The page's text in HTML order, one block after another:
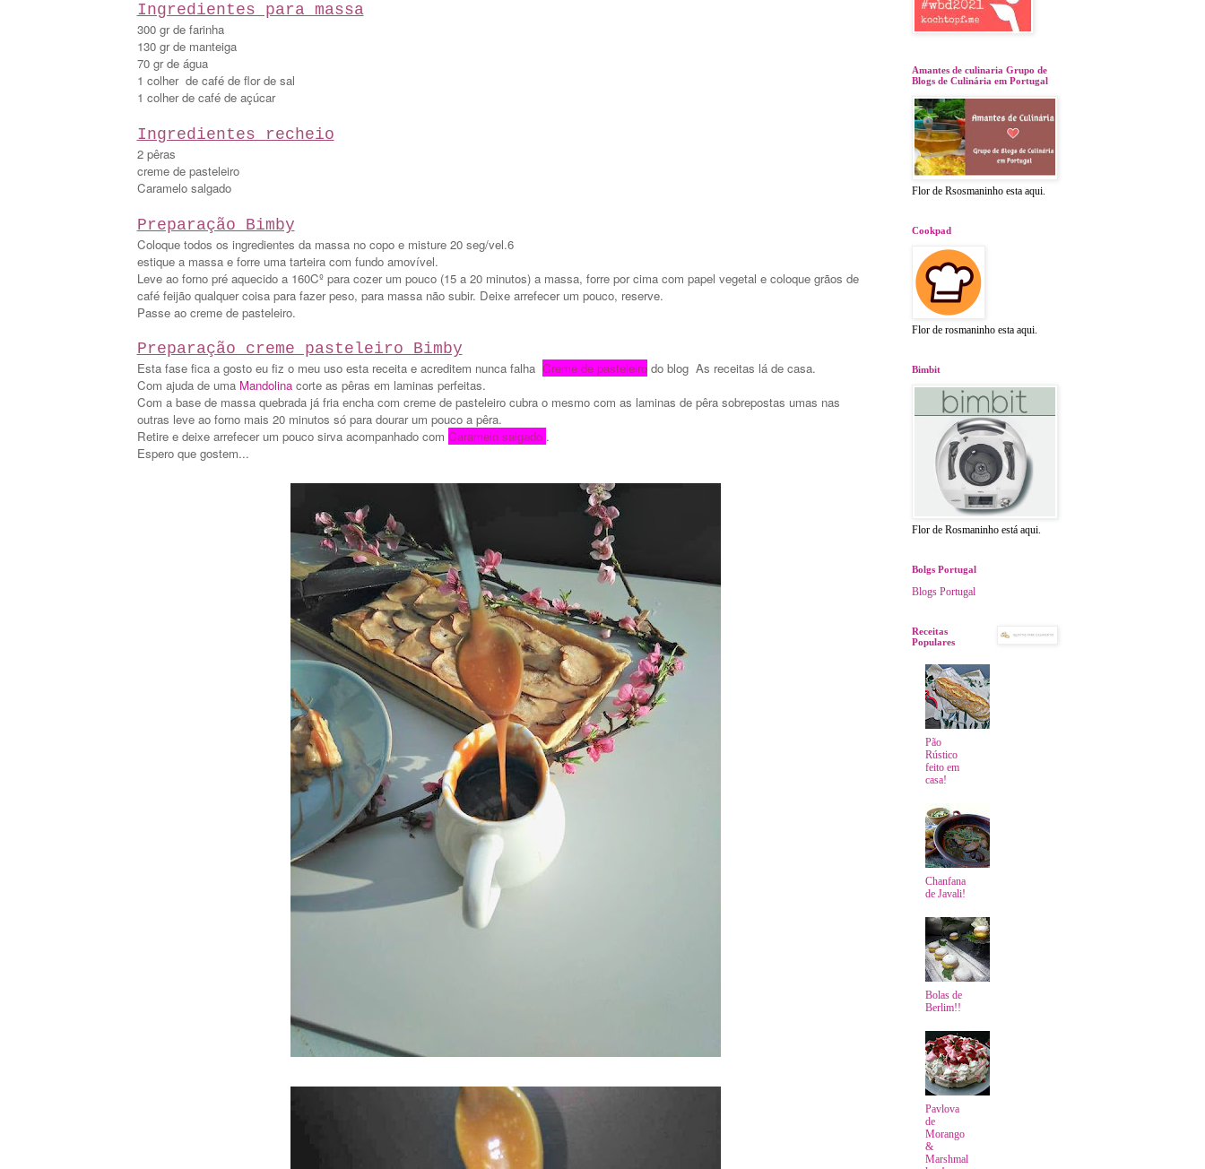
Ingredientes para massa
300 gr de farinha
130 gr de manteiga
70 gr de água
1 colher de café de flor de sal
1 colher de café de açúcar
Ingredientes recheio
2 pêras
creme de pasteleiro
Caramelo salgado
Preparação Bimby
Coloque todos os ingredientes da massa no copo e misture 20 seg/vel.6
estique a massa e forre uma tarteira com fundo amovível.
Leve ao forno pré aquecido a 160Cº para cozer um pouco (15 a 20 minutos) a massa, forre por cima com papel vegetal e coloque grãos de
café feijão qualquer coisa para fazer peso, para massa não subir. Deixe arrefecer um pouco, reserve.
Passe ao creme de pasteleiro.
Preparação creme pasteleiro Bimby
Esta fase fica a gosto eu fiz o meu uso esta receita e acreditem nunca falha Creme de pasteleirodo blog As receitas lá de casa.
Com ajuda de uma Mandolinacorte as pêras em laminas perfeitas.
Com a base de massa quebrada já fria encha com creme de pasteleiro cubra o mesmo com as laminas de pêra sobrepostas umas nas
outras leve ao forno mais 20 minutos só para dourar um pouco a pêra.
Retire e deixe arrefecer um pouco sirva acompanhado com Caramelo salgado .
Espero que gostem...
Amantes de culinaria Grupo de
Blogs de Culinária em Portugal
Flor de Rsosmaninho esta aqui.
Cookpad
Flor de rosmaninho esta aqui.
Bimbit
Flor de Rosmaninho está aqui.
Bolgs Portugal
Blogs Portugal
Receitas
Populares
Pão
Rústico
feito em
casa!
Chanfana
de Javali!
Bolas de
Berlim!!
Pavlova
de
Morango
&
Marshmal